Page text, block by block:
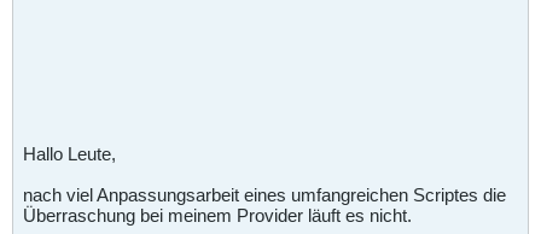
Hallo Leute,
nach viel Anpassungsarbeit eines umfangreichen Scriptes die
Überraschung bei meinem Provider läuft es nicht.